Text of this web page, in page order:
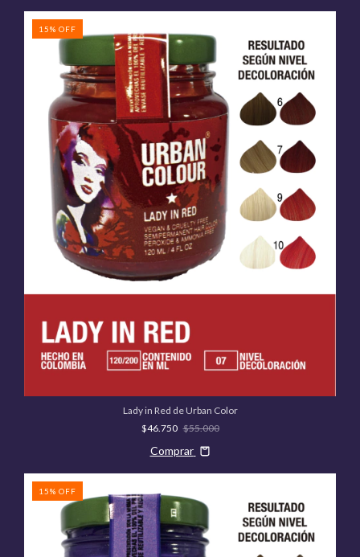
15% OFF
Lady in Red de Urban Color
$46.750 $55.000
Comprar
15% OFF